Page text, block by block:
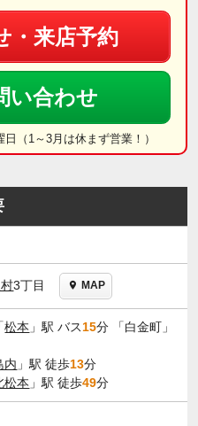
・来店予約
い合わせ
（1～3月は休まず営業！）
3丁目 MAP
松本 」駅 バス15分 「白金町」
内 」駅 徒歩13分
松本 」駅 徒歩49分